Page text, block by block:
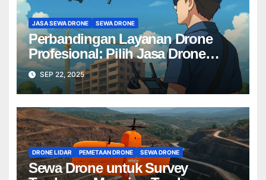
JASA SEWA DRONE SEWA DRONE
Perbandingan Layanan Drone
Profesional: Pilih Jasa Drone
Terbaik untuk Proyek Anda
SEP 22, 2025
DRONE LIDAR PEMETAAN DRONE SEWA DRONE
Sewa Drone untuk Survey